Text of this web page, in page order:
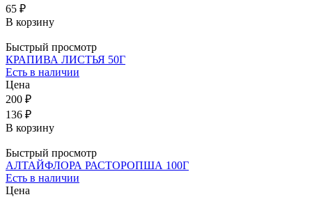
65 ₽
В корзину
Быстрый просмотр
КРАПИВА ЛИСТЬЯ 50Г
Есть в наличии
Цена
200 ₽
136 ₽
В корзину
Быстрый просмотр
АЛТАЙФЛОРА РАСТОРОПША 100Г
Есть в наличии
Цена